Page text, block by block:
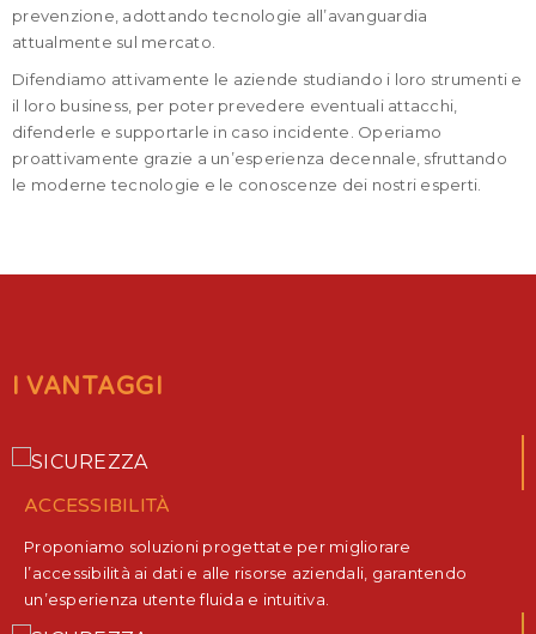
prevenzione, adottando tecnologie all’avanguardia
attualmente sul mercato.
Difendiamo attivamente le aziende studiando i loro strumenti e
il loro business, per poter prevedere eventuali attacchi,
difenderle e supportarle in caso incidente. Operiamo
proattivamente grazie a un’esperienza decennale, sfruttando
le moderne tecnologie e le conoscenze dei nostri esperti.
I VANTAGGI
ACCESSIBILITÀ
Proponiamo soluzioni progettate per migliorare
l’accessibilità ai dati e alle risorse aziendali, garantendo
un’esperienza utente fluida e intuitiva.